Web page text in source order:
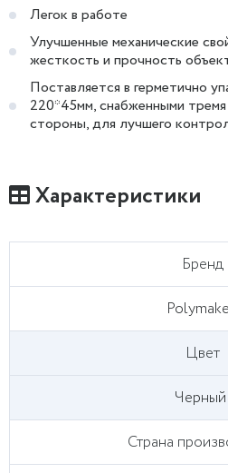
Легок в работе
Улучшенные механические
жесткость и прочность
Поставляется в герметично
220*45мм, снабженными
стороны, для лучшего
Характеристики
Бренд
Цвет
Черный
Страна